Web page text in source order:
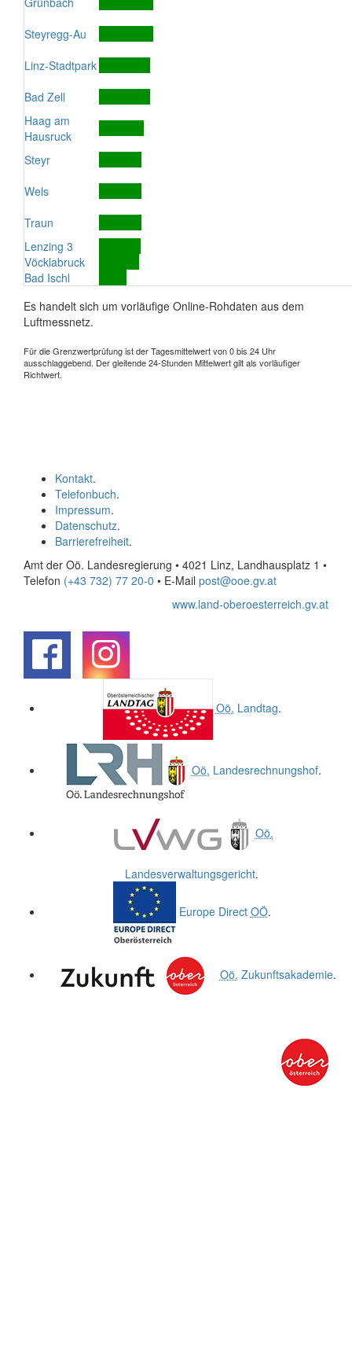
Steyregg-Au
Linz-Stadtpark
Bad Zell
Haag am
Hausruck
Steyr
Wels
Traun
Lenzing 3
Vöcklabruck
Bad Ischl
Es handelt sich um vorläufige Online-Rohdaten aus dem
Luftmessnetz.
Für die Grenzwertprüfung ist der Tagesmittelwert von 0 bis 24 Uhr
ausschlaggebend. Der gleitende 24-Stunden Mittelwert gilt als vorläufiger
Richtwert.
Kontakt.
Telefonbuch.
Impressum.
Datenschutz.
Barrierefreiheit.
Amt der Oö. Landesregierung • 4021 Linz, Landhausplatz 1 •
Telefon (+43 732) 77 20-0 • E-Mail post@ooe.gv.at
www.land-oberoesterreich.gv.at
Oö. Landtag.
Oö. Landesrechnungshof.
Oö.
Landesverwaltungsgericht.
Europe Direct OÖ.
Oö. Zukunftsakademie.